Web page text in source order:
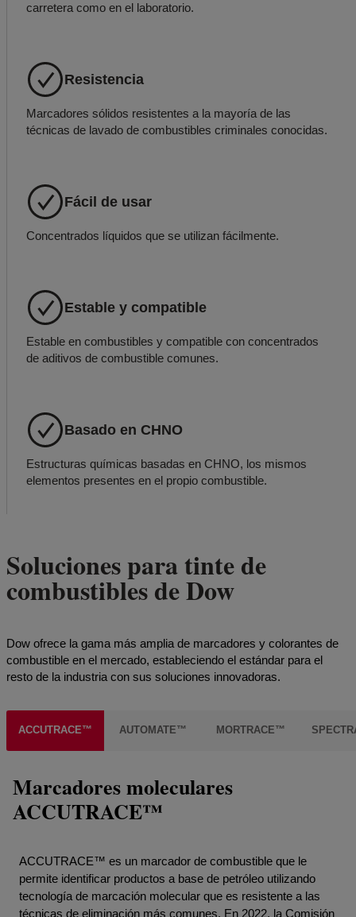
carretera como en el laboratorio.
Resistencia
Marcadores sólidos resistentes a la mayoría de las
técnicas de lavado de combustibles criminales conocidas.
Fácil de usar
Concentrados líquidos que se utilizan fácilmente.
Estable y compatible
Estable en combustibles y compatible con concentrados
de aditivos de combustible comunes.
Basado en CHNO
Estructuras químicas basadas en CHNO, los mismos
elementos presentes en el propio combustible.
Soluciones para tinte de
combustibles de Dow
Dow ofrece la gama más amplia de marcadores y colorantes de
combustible en el mercado, estableciendo el estándar para el
resto de la industria con sus soluciones innovadoras.
ACCUTRACE™ AUTOMATE™ MORTRACE™
Marcadores moleculares
ACCUTRACE™
ACCUTRACE™ es un marcador de combustible que le
permite identificar productos a base de petróleo utilizando
tecnología de marcación molecular que es resistente a las
técnicas de eliminación más comunes. En 2022, la Comisión